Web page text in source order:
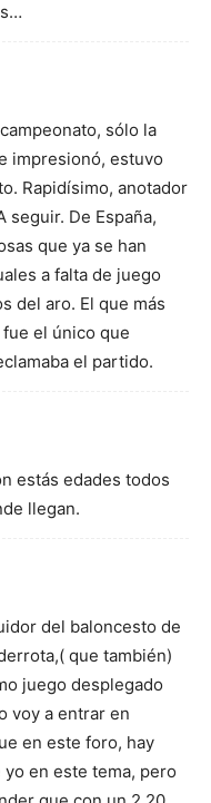
sólo la
impresionó, estuvo
Rapidísimo, anotador
seguir. De España,
que ya se han
a falta de juego
del aro. El que más
el único que
el partido.
estás edades todos
llegan.
del baloncesto de
que también)
juego desplegado
voy a entrar en
en este foro, hay
en este tema, pero